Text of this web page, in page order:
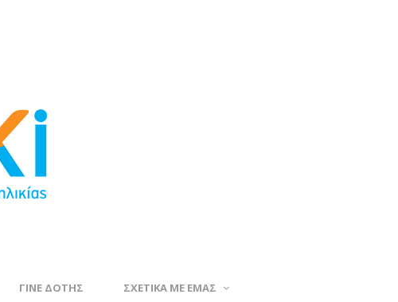
ΓΙΝΕ ΔΟΤΗΣ ΣΧΕΤΙΚΑ ΜΕ ΕΜΑΣ